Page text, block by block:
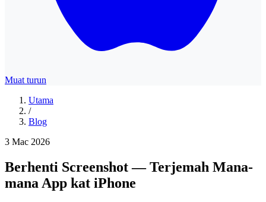
Muat turun
Utama
/
Blog
3 Mac 2026
Berhenti Screenshot — Terjemah Mana-
mana App kat iPhone